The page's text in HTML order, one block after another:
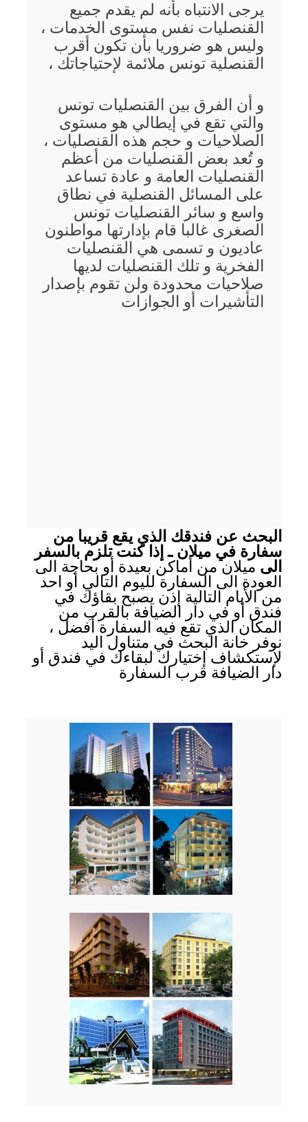
يرجى الانتباه بأنه لم يقدم جميع
القنصليات نفس مستوى الخدمات ،
وليس هو ضروريا بأن تكون أقرب
القنصلية تونس ملائمة لإحتياجاتك ،
و أن الفرق بين القنصليات تونس
والتي تقع في إيطالي هو مستوى
الصلاحيات و حجم هذه القنصليات ،
و تُعد بعض القنصليات من أعظم
القنصليات العامة و عادة تساعد
على المسائل القنصلية في نطاق
واسع و سائر القنصليات تونس
الصغرى غالبا قام بإدارتها مواطنون
عاديون و تسمى هي القنصليات
الفخرية و تلك القنصليات لديها
صلاحيات محدودة ولن تقوم بإصدار
التأشيرات أو الجوازات
البحث عن فندقك الذي يقع قريبا من
سفارة في ميلان ـ إذا كنت تلزم بالسفر
الى ميلان من أماكن بعيدة أو بحاجة الى
العودة الى السفارة لليوم التالي أو احد
من الأيام التالية إذن يصبح بقاؤك في
فندق أو في دار الضيافة بالقرب من
المكان الذي تقع فيه السفارة أفضل ،
نوفر خانة البحث في متناول اليد
لإستكشاف إختيارك لبقاءك في فندق أو
دار الضيافة قرب السفارة